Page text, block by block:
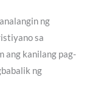
ng
sa
ang kanilang pag-
ng